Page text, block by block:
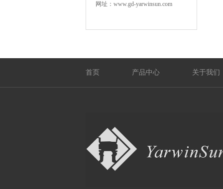
网址：www.gd-yarwinsun.com
首页 产品中心 关于我们